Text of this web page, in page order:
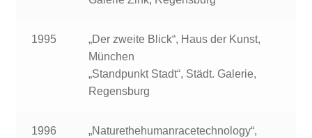
1995
„Der zweite Blick“, Haus der Kunst,
München
„Standpunkt Stadt“, Städt. Galerie,
Regensburg
1996
„Naturethehumanracetechnology“,